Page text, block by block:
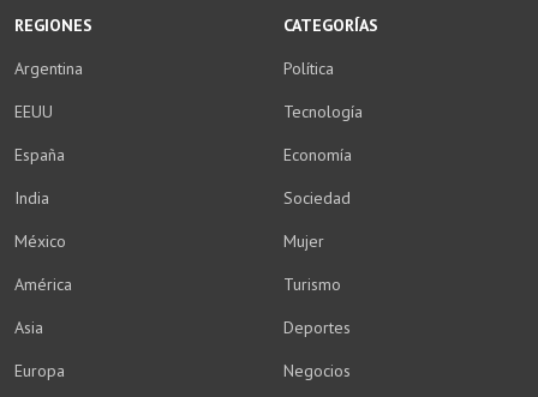
REGIONES
Argentina
EEUU
España
India
México
América
Asia
Europa
CATEGORÍAS
Política
Tecnología
Economía
Sociedad
Mujer
Turismo
Deportes
Negocios